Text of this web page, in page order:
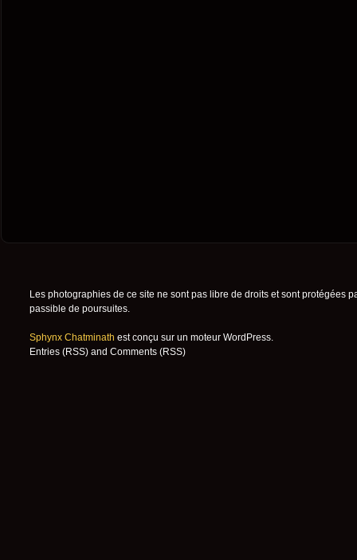
Les photographies de ce site ne sont pas libre de droits et sont protégées
passible de poursuites.
Sphynx Chatminath est conçu sur un moteur WordPress.
Entries (RSS)and Comments (RSS)